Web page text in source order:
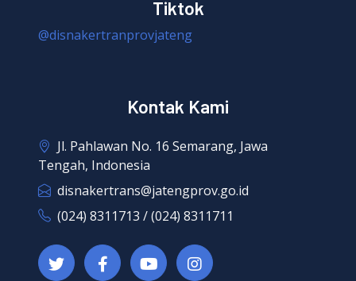
Tiktok
@disnakertranprovjateng
Kontak Kami
Jl. Pahlawan No. 16 Semarang, Jawa
Tengah, Indonesia
disnakertrans@jatengprov.go.id
(024) 8311713 / (024) 8311711